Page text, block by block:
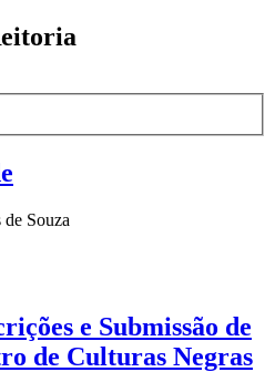
Souza
e Submissão de
de Culturas Negras